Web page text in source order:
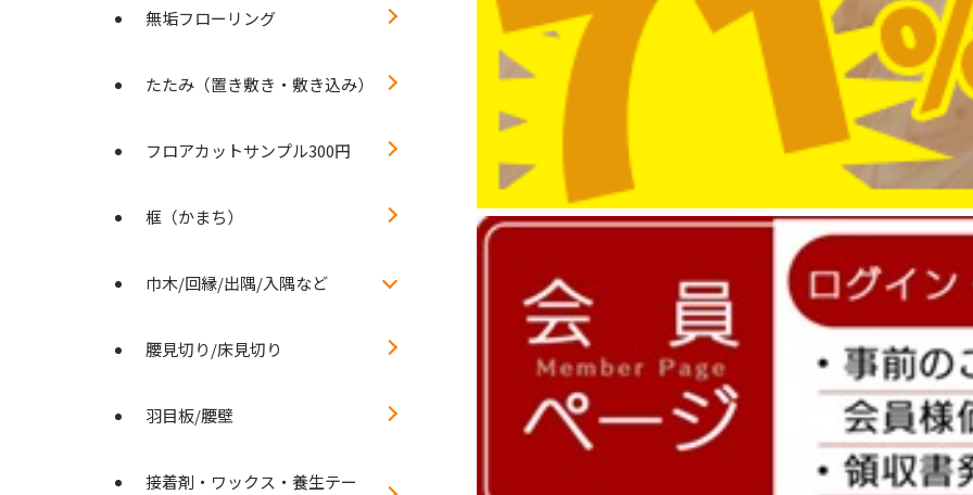
無垢フローリング
たたみ（置き敷き・敷き込み）
フロアカットサンプル300円
框（かまち）
巾木/回縁/出隅/入隅など
腰見切り/床見切り
羽目板/腰壁
接着剤・ワックス・養生テー